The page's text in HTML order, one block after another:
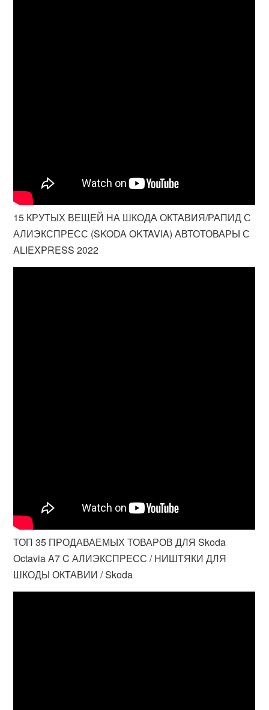
15 КРУТЫХ ВЕЩЕЙ НА ШКОДА ОКТАВИЯ/РАПИД С
АЛИЭКСПРЕСС (SKODA OKTAVIA) АВТОТОВАРЫ С
ALIEXPRESS 2022
ТОП 35 ПРОДАВАЕМЫХ ТОВАРОВ ДЛЯ Skoda
Octavia A7 C АЛИЭКСПРЕСС / НИШТЯКИ ДЛЯ
ШКОДЫ ОКТАВИИ / Skoda